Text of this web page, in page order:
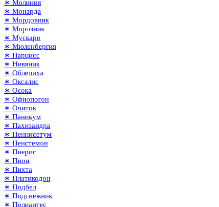
∗ Молиния
∗ Монарда
∗ Мордовник
∗ Морозник
∗ Мускари
∗ Мюленбергия
∗ Нарцисс
∗ Нивяник
∗ Облепиха
∗ Оксалис
∗ Осока
∗ Офиопогон
∗ Очиток
∗ Паникум
∗ Пахизандра
∗ Пеннисетум
∗ Пенстемон
∗ Пиерис
∗ Пион
∗ Пихта
∗ Платикодон
∗ Подбел
∗ Подснежник
∗ Полиантес